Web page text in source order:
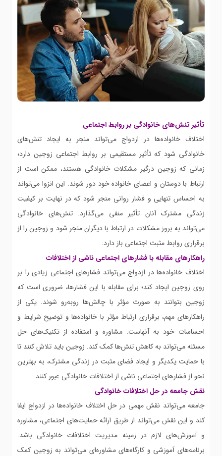
تأثیر تنش‌های خانوادگی بر روابط اجتماعی
اختلاف خانواده‌ها در ازدواج می‌تواند منجر به ایجاد تنش‌های
خانوادگی شود که تأثیر مستقیمی بر روابط اجتماعی زوجین دارد؛
زمانی که زوجین درگیر مشکلات خانوادگی هستند، ممکن است از
ارتباط با دوستان و اعضای خانواده خود دور شوند. این انزوا می‌تواند
به احساس تنهایی و فشار روانی منجر شود که در نهایت بر کیفیت
زندگی مشترک آنان تأثیر منفی می‌گذارد. تنش‌های خانوادگی
می‌تواند به بروز مشکلات در ارتباط با دیگران منجر شود و زوجین را از
برقراری روابط مثبت اجتماعی باز دارد.
راهکارهای مقابله با فشارهای اجتماعی ناشی از اختلافات
اختلاف خانواده‌ها در ازدواج می‌تواند فشارهای اجتماعی زیادی را بر
روی زوجین ایجاد کند؛ برای مقابله با این فشارها، ضروری است که
زوجین بتوانند به صورت مؤثر با چالش‌ها روبه‌رو شوند. یکی از
راهکارهای مهم، برقراری ارتباط مؤثر با خانواده‌ها و توضیح شرایط و
احساسات خود به آنهاست. مشاوره و استفاده از تکنیک‌های حل
مسئله می‌تواند به کاهش تنش‌ها کمک کند. زوجین باید تلاش کنند تا
با حمایت یکدیگر و ایجاد فضای مثبت در زندگی مشترک، به بهترین
نحو از فشارهای اجتماعی ناشی از اختلافات خانوادگی عبور کنند.
نقش جامعه در حل اختلافات خانوادگی
جامعه می‌تواند نقش مهمی در حل اختلاف خانواده‌ها در ازدواج ایفا
کند و این نقش می‌تواند از طریق ارائه حمایت‌های اجتماعی، مشاوره
و آموزش‌های لازم در زمینه مدیریت اختلافات خانوادگی باشد.
برنامه‌های آموزشی و کارگاه‌های مشاوره‌ای می‌تواند به زوجین کمک